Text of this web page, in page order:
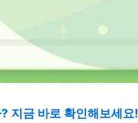
지금 바로 확인해보세요!